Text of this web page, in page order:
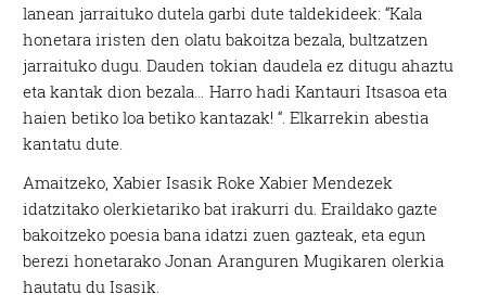
lanean jarraituko dutela garbi dute taldekideek: “Kala
honetara iristen den olatu bakoitza bezala, bultzatzen
jarraituko dugu. Dauden tokian daudela ez ditugu ahaztu
eta kantak dion bezala… Harro hadi Kantauri Itsasoa eta
haien betiko loa betiko kantazak! “. Elkarrekin abestia
kantatu dute.
Amaitzeko, Xabier Isasik Roke Xabier Mendezek
idatzitako olerkietariko bat irakurri du. Eraildako gazte
bakoitzeko poesia bana idatzi zuen gazteak, eta egun
berezi honetarako Jonan Aranguren Mugikaren olerkia
hautatu du Isasik.